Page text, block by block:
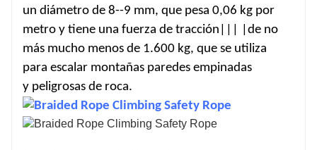
un diámetro de 8--9 mm, que pesa 0,06 kg por
metro y tiene una fuerza de tracción||| |de no
más mucho menos de 1.600 kg, que se utiliza
para escalar montañas paredes empinadas
y peligrosas de roca.